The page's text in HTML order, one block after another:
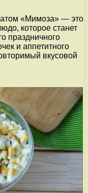
«Мимоза» — это
которое станет
праздничного
и аппетитного
вкусовой